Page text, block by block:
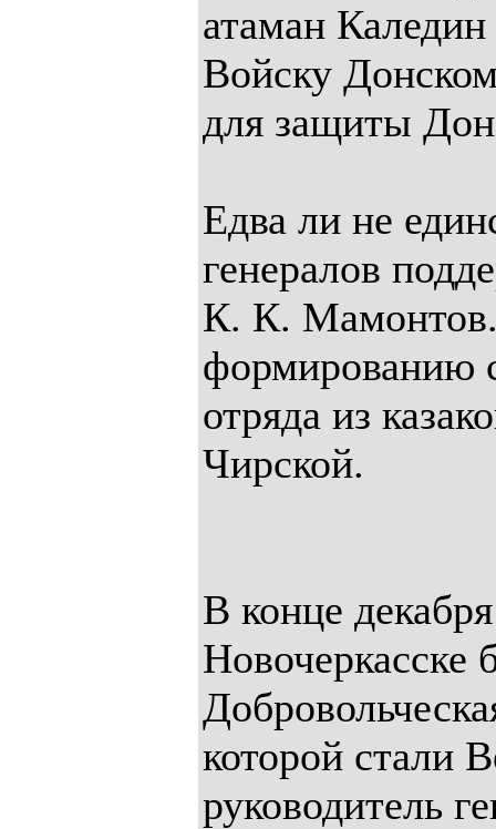
атаман
Войску
для защиты
Едва ли не
генералов
К. К.
формированию
отряда из
Чирской.
В конце
Новочеркасске
которой стали
руководитель